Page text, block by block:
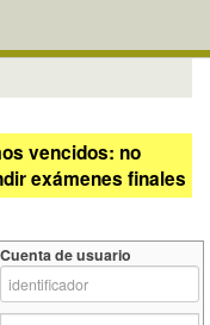
vencidos: no
exámenes finales
Cuenta de usuario